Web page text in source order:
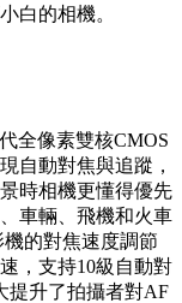
白的相機。
全像素雙核CMOS
自動對焦與追蹤，
時相機更懂得優先
車輛、飛機和火車
機的對焦速度調節
，支持10級自動對
提升了拍攝者對AF